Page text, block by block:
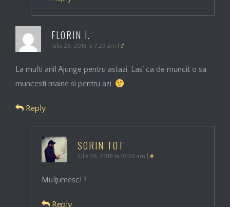
FLORIN I.
iulie 26, 2018 la 7:29 am #
La multi ani! Ajunge pentru astazi, Las’ ca de muncit o sa
muncesti maine si pentru azi.
Reply
SORIN TOT
iulie 26, 2018 la 10:26 am #
Mulţumesc! ?
Reply